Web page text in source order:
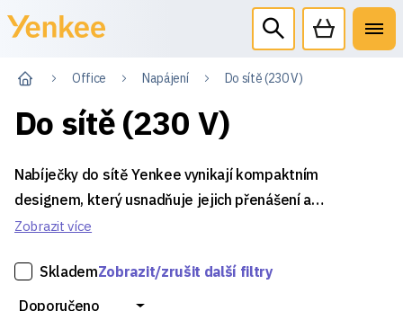
Office Napájení Do sítě (230 V)
Do sítě (230 V)
Nabíječky do sítě Yenkee vynikají kompaktním
designem, který usnadňuje jejich přenášení a
skladování. Zajišťují rychlé a efektivní nabíjení vašich
prvky, které garantují spolehlivý a bezpečný provoz.
Zobrazit více
SklademZobrazit/zrušit další filtry
Doporučeno